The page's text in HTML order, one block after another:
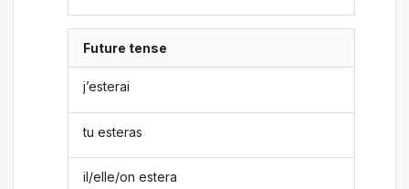
Future tense
j’esterai
tu esteras
il/elle/on estera